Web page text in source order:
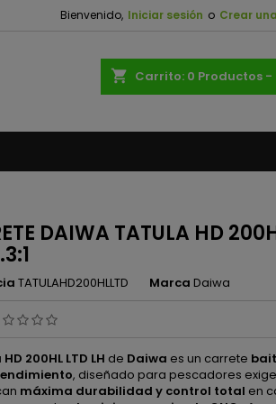
Bienvenido, Iniciar sesión o Crear
shopping_cart Carrito: 0 Productos -
DAIWA TATULA HD
TATULAHD200HLLTD Marca Daiwa
200HL LTD LH de Daiwa es un carrete
, diseñado para pescadores
máxima durabilidad y control total en